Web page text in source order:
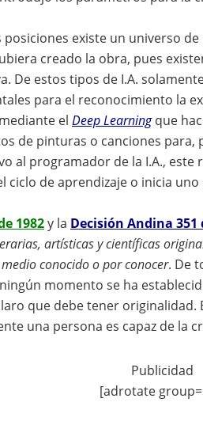
posiciones existe un universo
creado la obra, pues
De estos tipos de I.A.
para el reconocimiento la
el Deep Learningque
de pinturas o canciones
al programador de la I.A., este
ciclo de aprendizaje o inicia uno
1982y la Decisión Andina 351
artísticas y científicas
conocido o por conocer. De
momento se ha
que debe tener originalidad.
una persona es capaz de la
Publicidad
[adrotate